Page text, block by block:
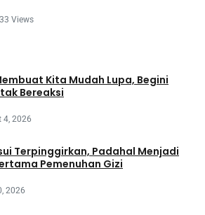
33 Views
Kita Mudah Lupa, Begini
Bereaksi
4, 2026
Terpinggirkan, Padahal Menjadi
Pemenuhan Gizi
2026